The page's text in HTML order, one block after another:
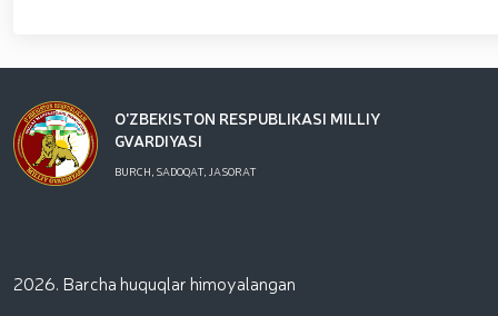
O'ZBEKISTON RESPUBLIKASI MILLIY
GVARDIYASI
BURCH, SADOQAT, JASORAT
2026. Barcha huquqlar himoyalangan